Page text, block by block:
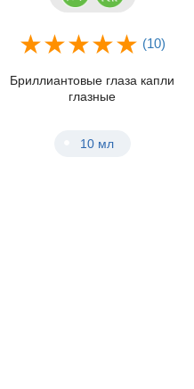
(10)
Бриллиантовые глаза капли
глазные
10 мл